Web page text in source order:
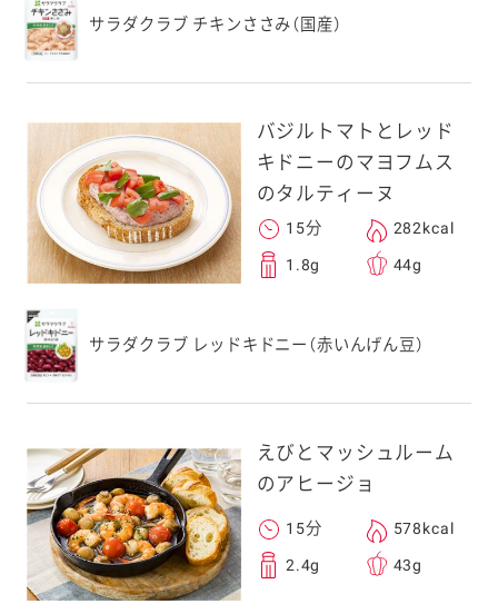
サラダクラブ チキンささみ（国産）
バジルトマトとレッド
キドニーのマヨフムス
のタルティーヌ
15分 282kcal
1.8g 44g
サラダクラブ レッドキドニー（赤いんげん豆）
えびとマッシュルーム
のアヒージョ
15分 578kcal
2.4g 43g